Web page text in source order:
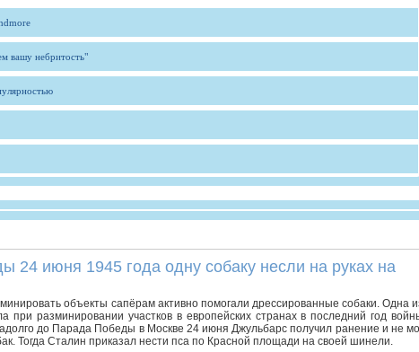
вашу небритость"
24 июня 1945 года одну собаку несли на руках на
объекты сапёрам активно помогали дрессированные собаки. Одна
при разминировании участков в европейских странах в последний год
до Парада Победы в Москве 24 июня Джульбарс получил ранение и не
Тогда Сталин приказал нести пса по Красной площади на своей шинели.